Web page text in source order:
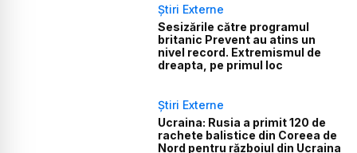
Știri Externe
Sesizările către programul
britanic Prevent au atins un
nivel record. Extremismul de
dreapta, pe primul loc
Știri Externe
Ucraina: Rusia a primit 120 de
rachete balistice din Coreea de
Nord pentru războiul din Ucraina